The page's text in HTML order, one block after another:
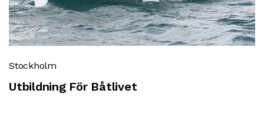
Stockholm
Utbildning För Båtlivet